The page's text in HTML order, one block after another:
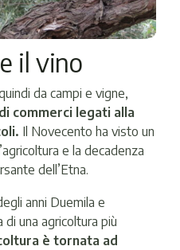
il vino
da campi e vigne,
commerci legati alla
Il Novecento ha visto un
e la decadenza
dell’Etna.
anni Duemila e
una agricoltura più
è tornata ad